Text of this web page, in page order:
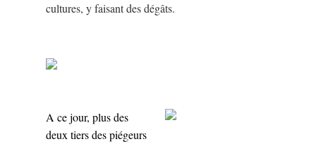
cultures, y faisant des dégâts.
A ce jour, plus des
deux tiers des piégeurs